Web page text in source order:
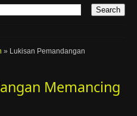
» Lukisan Pemandangan
Memancing